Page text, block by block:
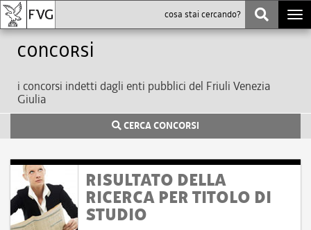
Concorsi
i concorsi indetti dagli enti pubblici del Friuli Venezia
Giulia
CERCA CONCORSI
RISULTATO DELLA
RICERCA PER TITOLO DI
STUDIO